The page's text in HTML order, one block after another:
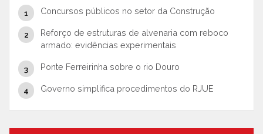
Concursos públicos no setor da Construção
Reforço de estruturas de alvenaria com reboco
armado: evidências experimentais
Ponte Ferreirinha sobre o rio Douro
Governo simplifica procedimentos do RJUE